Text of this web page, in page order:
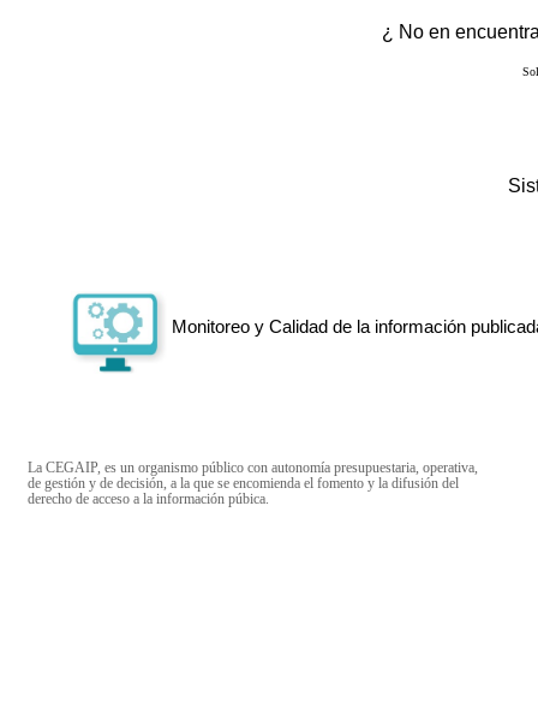
¿ No en
Monitoreo y Calidad de la información
La CEGAIP, es un organismo público con autonomía presupuestaria, operativa,
de gestión y de decisión, a la que se encomienda el fomento y la difusión del
derecho de acceso a la información púbica.